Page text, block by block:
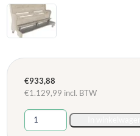
€933,88
€1.129,99 incl. BTW
Hoogzit
Ergobank